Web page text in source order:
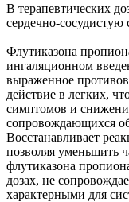
В терапевтических
сердечно-сосудистую
Флутиказона
ингаляционном
выраженное
действие в легких,
симптомов и
сопровождающихся
Восстанавливает
позволяя уменьшить
флутиказона
дозах, не
характерными для